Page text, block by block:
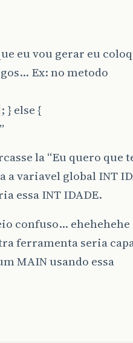
eu vou gerar eu
Ex: no metodo
; } else {
la “Eu quero que
a variavel global INT
essa INT IDADE.
confuso… ehehehehe
ferramenta seria
MAIN usando essa